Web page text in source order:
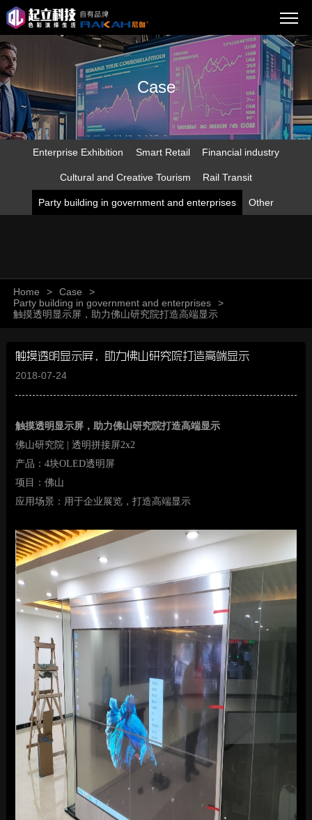
Case
Enterprise Exhibition Smart Retail Financial industry
Cultural and Creative Tourism Rail Transit
Party building in government and enterprises Other
Home > Case
>
Party building in government and enterprises
>
触摸透明显示屏，助力佛山研究院打造高端显示
触摸透明显示屏，助力佛山研究院打造高端显示
2018-07-24
触摸透明显示屏，助力佛山研究院打造高端显示
佛山研究院 | 透明拼接屏2x2
产品： 4块OLED透明屏
项目：佛山
应用场景：用于企业展览，打造高端显示